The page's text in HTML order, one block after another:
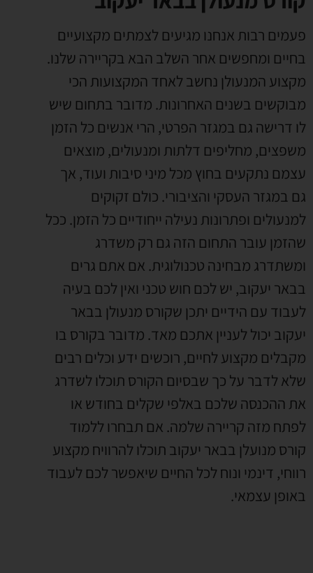
פעמים רבות אנחנו מגיעים לצמתים מקצועיים
בחיים ומחפשים אחר השלב הבא בקריירה שלנו.
מקצוע המנעולן נחשב לאחד המקצועות הכי
מבוקשים בשנים האחרונות. מדובר בתחום שיש
לו דרישה גם במגזר הפרטי, הרי אנשים כל הזמן
משפצים, מחליפים דלתות ומנעולים, מוצאים
עצמם נתקעים בחוץ מכל מיני סיבות ועוד, אך
גם במגזר העסקי והציבורי. כולם זקוקים
למנעולים ופתרונות נעילה ייחודיים כל הזמן. ככל
שהזמן עובר התחום הזה גם רק משדרג
ומשתדרג מבחינה טכנולוגית. אם אתם גרים
בבאר יעקוב, יש לכם חוש טכני ואין לכם בעיה
לעבוד עם הידיים יתכן שקורס מנעולן בבאר
יעקוב יכול לעניין אתכם מאד. מדובר בקורס בו
מקבלים מקצוע לחיים, רוכשים ידע וכלים רבים
שלא לדבר על כך שבסיום הקורס תוכלו לשדרג
את ההכנסה שלכם באלפי שקלים בחודש או
לפתח מזה קריירה שלמה. אם תבחרו ללמוד
קורס מנועלן בבאר יעקוב תוכלו להרוויח מקצוע
רווחי, דינמי ונוח לכל החיים שיאפשר לכם לעבוד
באופן עצמאי.